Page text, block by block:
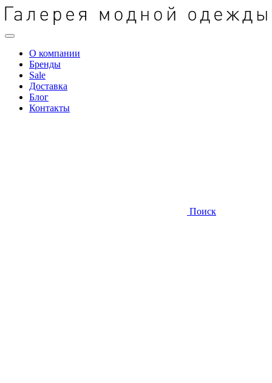
О компании
Бренды
Sale
Доставка
Блог
Контакты
Поиск